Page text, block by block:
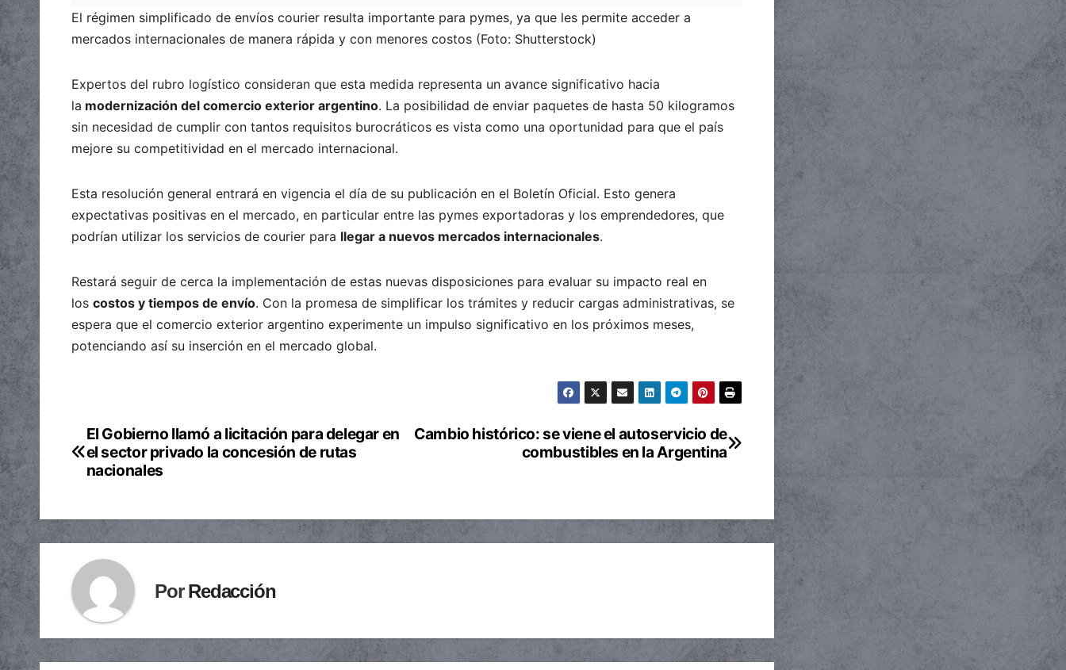
El régimen simplificado de envíos courier resulta importante para pymes, ya que les permite acceder a
mercados internacionales de manera rápida y con menores costos (Foto: Shutterstock)
Expertos del rubro logístico consideran que esta medida representa un avance significativo hacia
la modernización del comercio exterior argentino. La posibilidad de enviar paquetes de hasta 50 kilogramos
sin necesidad de cumplir con tantos requisitos burocráticos es vista como una oportunidad para que el país
mejore su competitividad en el mercado internacional.
Esta resolución general entrará en vigencia el día de su publicación en el Boletín Oficial. Esto genera
expectativas positivas en el mercado, en particular entre las pymes exportadoras y los emprendedores, que
podrían utilizar los servicios de courier para llegar a nuevos mercados internacionales.
Restará seguir de cerca la implementación de estas nuevas disposiciones para evaluar su impacto real en
los costos y tiempos de envío. Con la promesa de simplificar los trámites y reducir cargas administrativas, se
espera que el comercio exterior argentino experimente un impulso significativo en los próximos meses,
potenciando así su inserción en el mercado global.
Navegación
de
Cambio histórico: se viene el autoservicio de
combustibles en la Argentina
El Gobierno llamó a licitación para delegar en
el sector privado la concesión de rutas
nacionales
PorRedacción